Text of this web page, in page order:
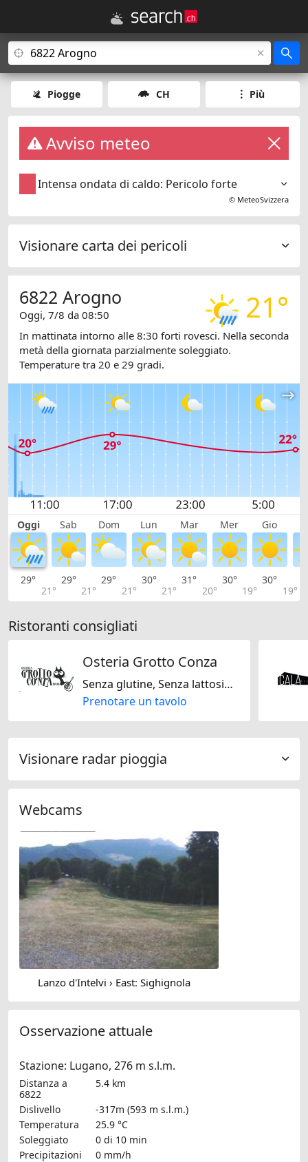
Piogge CH Più
Avviso meteo
Intensa ondata di caldo: Pericolo forte
© MeteoSvizzera
Visionare carta dei pericoli
21°
6822 Arogno
Oggi, 7/8 da 08:50
In mattinata intorno alle 8:30 forti rovesci. Nella seconda
metà della giornata parzialmente soleggiato.
Temperature tra 20 e 29 gradi.
Oggi Sab Dom Lun Mar Mer Gio
29°
21°
29°
21°
29°
21°
30°
21°
31°
20°
30°
19°
30°
19°
Ristoranti consigliati
Osteria Grotto Conza
Senza glutine, Senza lattosio, Senza noci, Senza soja, Solo vegano, Solo vegetariano, Vegetariano Jain, Stagionale, Italiana, Regionale, Svizzera, Mediterranea
Prenotare un tavolo
Visionare radar pioggia
Webcams
Lanzo d'Intelvi › East: Sighignola
Osservazione attuale
Stazione: Lugano, 276 m s.l.m.
Distanza a
6822
5.4 km
Dislivello
-317m (593 m s.l.m.)
Temperatura
25.9 °C
Soleggiato
0 di 10 min
Precipitazioni
0 mm/h